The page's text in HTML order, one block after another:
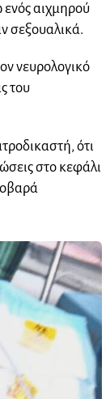
αιχμηρού
σεξουαλικά.
νευρολογικό
του
ότι
στο κεφάλι